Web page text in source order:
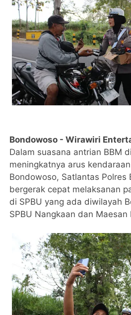
Bondowoso - Wirawiri
Dalam suasana antrian BBM
meningkatnya arus
Bondowoso, Satlantas Polres
bergerak cepat melaksanan
di SPBU yang ada diwilayah
SPBU Nangkaan dan Maesan